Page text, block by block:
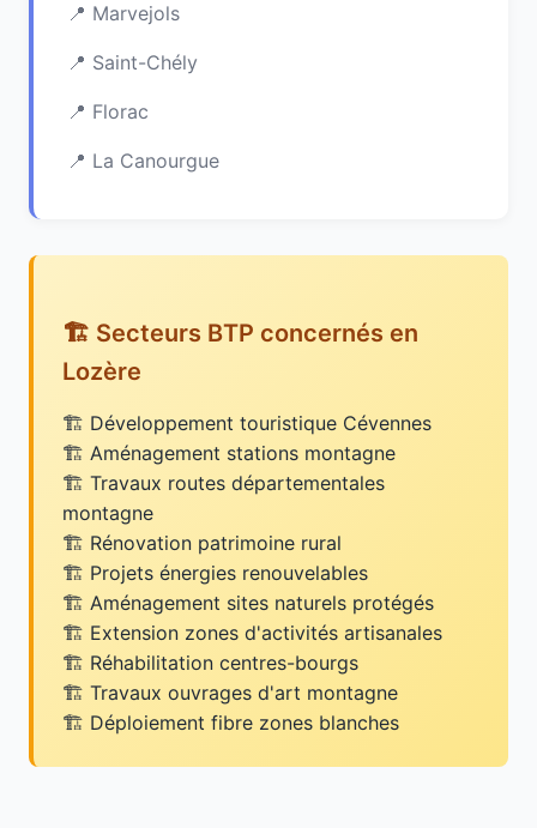
Marvejols
Saint-Chély
Florac
La Canourgue
🏗️ Secteurs BTP concernés en
Lozère
Développement touristique Cévennes
Aménagement stations montagne
Travaux routes départementales
montagne
Rénovation patrimoine rural
Projets énergies renouvelables
Aménagement sites naturels protégés
Extension zones d'activités artisanales
Réhabilitation centres-bourgs
Travaux ouvrages d'art montagne
Déploiement fibre zones blanches